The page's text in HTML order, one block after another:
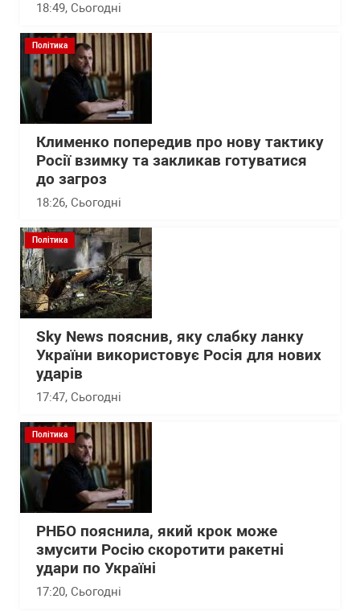
18:49, Сьогодні
Політика
Клименко попередив про нову тактику
Росії взимку та закликав готуватися
до загроз
18:26, Сьогодні
Політика
Sky News пояснив, яку слабку ланку
України використовує Росія для нових
ударів
17:47, Сьогодні
Політика
РНБО пояснила, який крок може
змусити Росію скоротити ракетні
удари по Україні
17:20, Сьогодні